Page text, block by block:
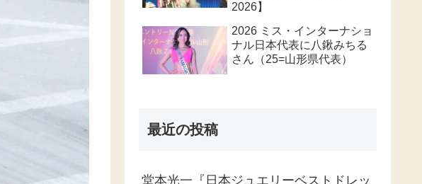
2026】
2026 ミス・インターナショ
ナル日本代表に八鍬みちる
さん（25=山形県代表）
最近の投稿
堂本光一『日本ジュエリーベストドレッ